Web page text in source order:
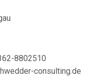
8802510
consulting.de